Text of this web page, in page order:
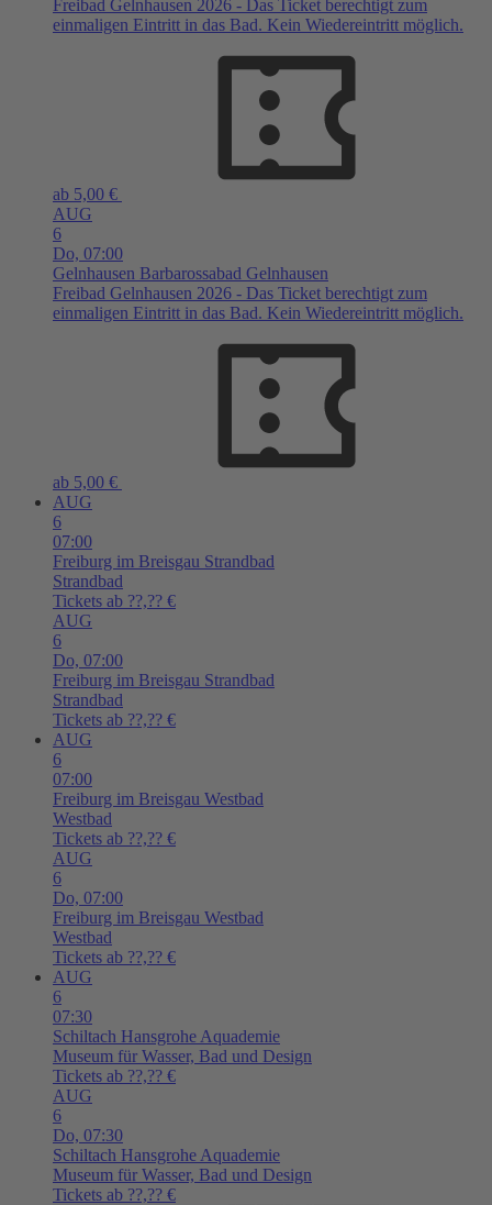
Freibad Gelnhausen 2026 - Das Ticket berechtigt zum
einmaligen Eintritt in das Bad. Kein Wiedereintritt möglich.
ab 5,00 €
AUG
6
Do, 07:00
Gelnhausen Barbarossabad Gelnhausen
Freibad Gelnhausen 2026 - Das Ticket berechtigt zum
einmaligen Eintritt in das Bad. Kein Wiedereintritt möglich.
ab 5,00 €
AUG
6
07:00
Freiburg im Breisgau Strandbad
Strandbad
Tickets ab ??,?? €
AUG
6
Do, 07:00
Freiburg im Breisgau Strandbad
Strandbad
Tickets ab ??,?? €
AUG
6
07:00
Freiburg im Breisgau Westbad
Westbad
Tickets ab ??,?? €
AUG
6
Do, 07:00
Freiburg im Breisgau Westbad
Westbad
Tickets ab ??,?? €
AUG
6
07:30
Schiltach Hansgrohe Aquademie
Museum für Wasser, Bad und Design
Tickets ab ??,?? €
AUG
6
Do, 07:30
Schiltach Hansgrohe Aquademie
Museum für Wasser, Bad und Design
Tickets ab ??,?? €